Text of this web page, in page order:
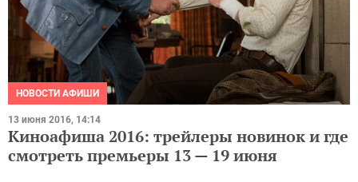
НОВОСТИ АФИШИ
13 июня 2016, 14:14
Киноафиша 2016: трейлеры новинок и где
смотреть премьеры 13 — 19 июня